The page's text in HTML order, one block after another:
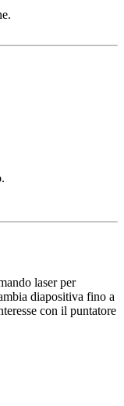
laser per
diapositiva fino a
con il puntatore